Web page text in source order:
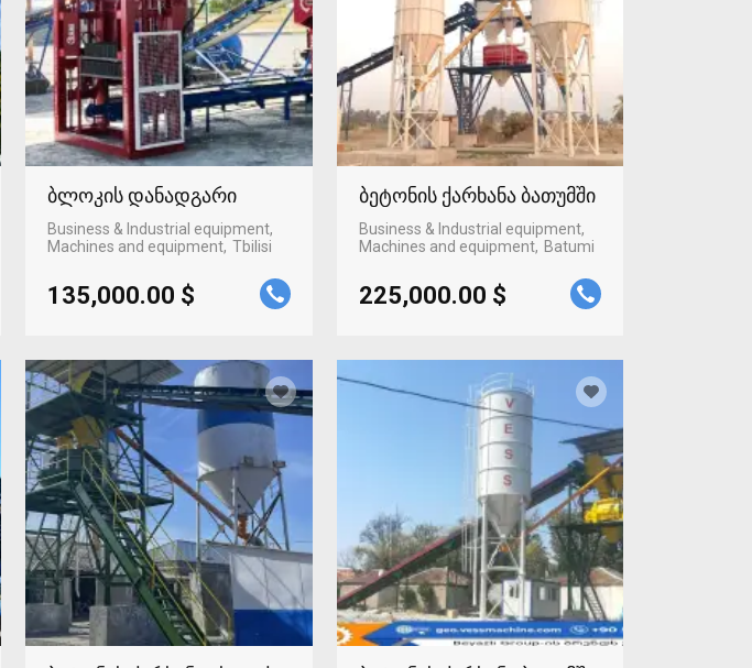
ბლოკის დანადგარი
Business & Industrial equipment,
Machines and equipment Tbilisi
135,000.00 $
ბეტონის ქარხანა ბათუმში
Business & Industrial equipment,
Machines and equipment
Batumi
225,000.00 $